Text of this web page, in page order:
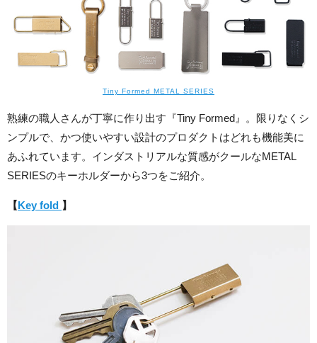
Tiny Formed METAL SERIES
熟練の職人さんが丁寧に作り出す『Tiny Formed』。限りなくシ
ンプルで、かつ使いやすい設計のプロダクトはどれも機能美に
あふれています。インダストリアルな質感がクールなMETAL
SERIESのキーホルダーから3つをご紹介。
【Key fold 】